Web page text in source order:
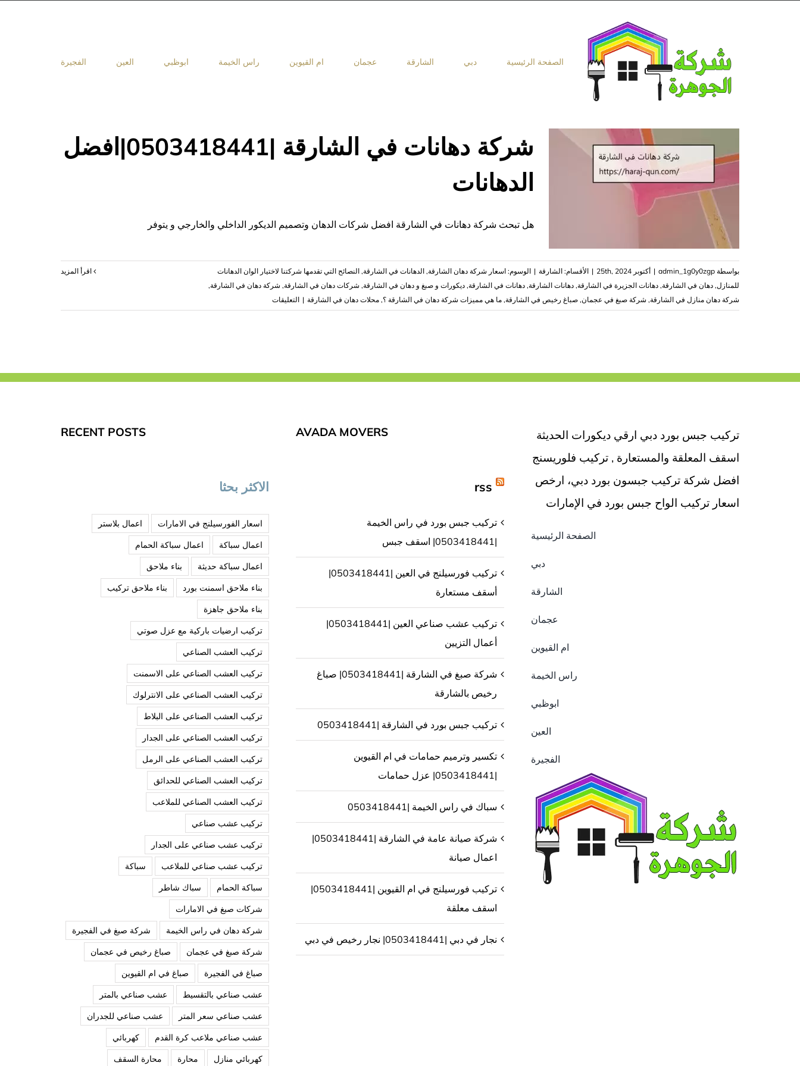
الصفحة الرئيسية دبي الشارقة عجمان ام القيوين راس الخيمة ابوظبي العين الفجيرة
شركة دهانات في الشارقة |0503418441|افضل
الدهانات
هل تبحث شركة دهانات في الشارقة افضل شركات الدهان وتصميم الديكور الداخلي والخارجي و يتوفر
بواسطة admin_1g0y0zgp
| أكتوبر 25th, 2024 | الأقسام: الشارقة | الوسوم: اسعار شركة دهان الشارقة, الدهانات في الشارقة, النصائح التي تقدمها شركتنا لاختيار الوان الدهانات
للمنازل, دهان في الشارقة, دهانات الجزيرة في الشارقة, دهانات الشارقة, دهانات في الشارقة, ديكورات و صبغ و دهان في الشارقة, شركات دهان في الشارقة, شركة دهان في الشارقة,
شركة دهان منازل في الشارقة, شركة صبغ في عجمان, صباغ رخيص في الشارقة, ما هي مميزات شركة دهان في الشارقة ؟, محلات دهان في الشارقة | التعليقاتعلى
شركة
افضل
تركيب جبس بورد دبي ارقي ديكورات الحديثة
اسقف المعلقة والمستعارة , تركيب فلوريسنج
افضل شركة تركيب جبسون بورد دبي، ارخص
اسعار تركيب الواح جبس بورد في الإمارات
الصفحة الرئيسية
دبي
الشارقة
عجمان
ام القيوين
راس الخيمة
ابوظبي
العين
الفجيرة
AVADA MOVERS
rss
تركيب جبس بورد في راس الخيمة
|0503418441| اسقف جبس
تركيب فورسيلنج في العين |0503418441|
أسقف مستعارة
تركيب عشب صناعي العين |0503418441|
أعمال التزيين
شركة صبغ في الشارقة |0503418441| صباغ
رخيص بالشارقة
تركيب جبس بورد في الشارقة |0503418441
تكسير وترميم حمامات في ام القيوين
|0503418441| عزل حمامات
سباك في راس الخيمة |0503418441
شركة صيانة عامة في الشارقة |0503418441|
اعمال صيانة
تركيب فورسيلنج في ام القيوين |0503418441|
اسقف معلقة
نجار في دبي |0503418441| نجار رخيص في دبي
RECENT POSTS
الاكثر بحثا
اسعار الفورسيلنج في الامارات
اعمال بلاستر
اعمال سباكة
اعمال سباكة الحمام
اعمال سباكة حديثة
بناء ملاحق
بناء ملاحق اسمنت بورد
بناء ملاحق تركيب
بناء ملاحق جاهزة
تركيب ارضيات باركية مع عزل صوتي
تركيب العشب الصناعي
تركيب العشب الصناعي على الاسمنت
تركيب العشب الصناعي على الانترلوك
تركيب العشب الصناعي على البلاط
تركيب العشب الصناعي على الجدار
تركيب العشب الصناعي على الرمل
تركيب العشب الصناعي للحدائق
تركيب العشب الصناعي للملاعب
تركيب عشب صناعي
تركيب عشب صناعي على الجدار
تركيب عشب صناعي للملاعب
سباكة
سباكة الحمام
سباك شاطر
شركات صبغ في الامارات
شركة دهان في راس الخيمة
شركة صبغ في الفجيرة
شركة صبغ في عجمان
صباغ رخيص في عجمان
صباغ في الفجيرة
صباغ في ام القيوين
عشب صناعي بالتقسيط
عشب صناعي بالمتر
عشب صناعي سعر المتر
عشب صناعي للجدران
عشب صناعي ملاعب كرة القدم
كهربائي
كهربائي منازل
محارة محارة السقف